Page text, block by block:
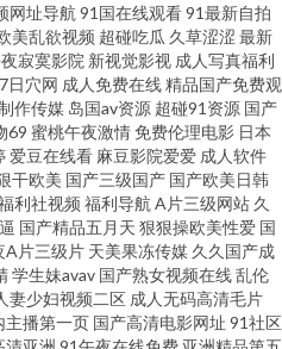
线播放 91福利在线婷婷 日本阿V免费
源站婷婷 欧美久久一级久久九九 国内
产视频导航 日韩综合专区 国内成人精
频好吊日综合色 大香蕉资源站 91传媒
品××× 91区在线视频观看 国产一A一a
韩有骂码中文字幕 婷婷蜜桃婷婷伊人
网址导航 91国在线观看91最新自拍
美乱欲视频 超碰吃瓜 久草涩涩 最新
寂寞影院 新视觉影视 成人写真福利
日穴网 成人免费在线精品国产免费观
作传媒 岛国av资源 超碰91资源 国产
69 蜜桃午夜激情免费伦理电影 日本
爱豆在线看 麻豆影院爱爱 成人软件
干欧美 国产三级国产 国产欧美日韩
利社视频 福利导航 A片三级网站 久
国产精品五月天 狠狠操欧美性爱 国
A片三级片 天美果冻传媒 久久国产成
学生妹avav 国产熟女视频在线乱伦
妻少妇视频二区 成人无码高清毛片
主播第一页 国产高清电影网址 91社区